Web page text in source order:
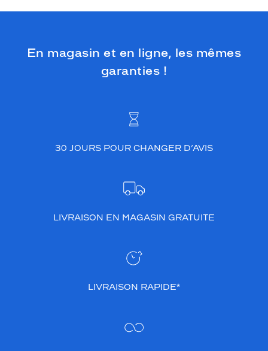
En magasin et en ligne, les mêmes
garanties !
30 JOURS POUR CHANGER D’AVIS
LIVRAISON EN MAGASIN GRATUITE
LIVRAISON RAPIDE*